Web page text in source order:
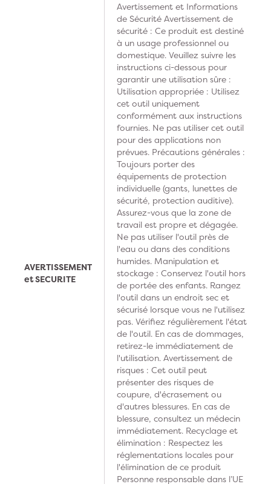
AVERTISSEMENT
et SECURITE
Avertissement et Informations
de Sécurité Avertissement de
sécurité : Ce produit est destiné
à un usage professionnel ou
domestique. Veuillez suivre les
instructions ci-dessous pour
garantir une utilisation sûre :
Utilisation appropriée : Utilisez
cet outil uniquement
conformément aux instructions
fournies. Ne pas utiliser cet outil
pour des applications non
prévues. Précautions générales :
Toujours porter des
équipements de protection
individuelle (gants, lunettes de
sécurité, protection auditive).
Assurez-vous que la zone de
travail est propre et dégagée.
Ne pas utiliser l'outil près de
l'eau ou dans des conditions
humides. Manipulation et
stockage : Conservez l'outil hors
de portée des enfants. Rangez
l'outil dans un endroit sec et
sécurisé lorsque vous ne l'utilisez
pas. Vérifiez régulièrement l'état
de l'outil. En cas de dommages,
retirez-le immédiatement de
l'utilisation. Avertissement de
risques : Cet outil peut
présenter des risques de
coupure, d'écrasement ou
d'autres blessures. En cas de
blessure, consultez un médecin
immédiatement. Recyclage et
élimination : Respectez les
réglementations locales pour
l'élimination de ce produit
Personne responsable dans l’UE